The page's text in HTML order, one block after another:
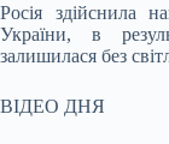
Росія здійснила
України, в
залишилася без
ВІДЕО ДНЯ